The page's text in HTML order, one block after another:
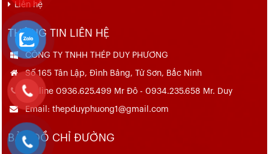
Liên hệ
THÔNG TIN LIÊN HỆ
CÔNG TY TNHH THÉP DUY PHƯƠNG
Số 165 Tân Lập, Đình Bảng, Từ Sơn, Bắc Ninh
Hotline 0936.625.499 Mr Đô - 0934.235.658 Mr. Duy
Email: thepduyphuong1@gmail.com
BẢN ĐỒ CHỈ ĐƯỜNG